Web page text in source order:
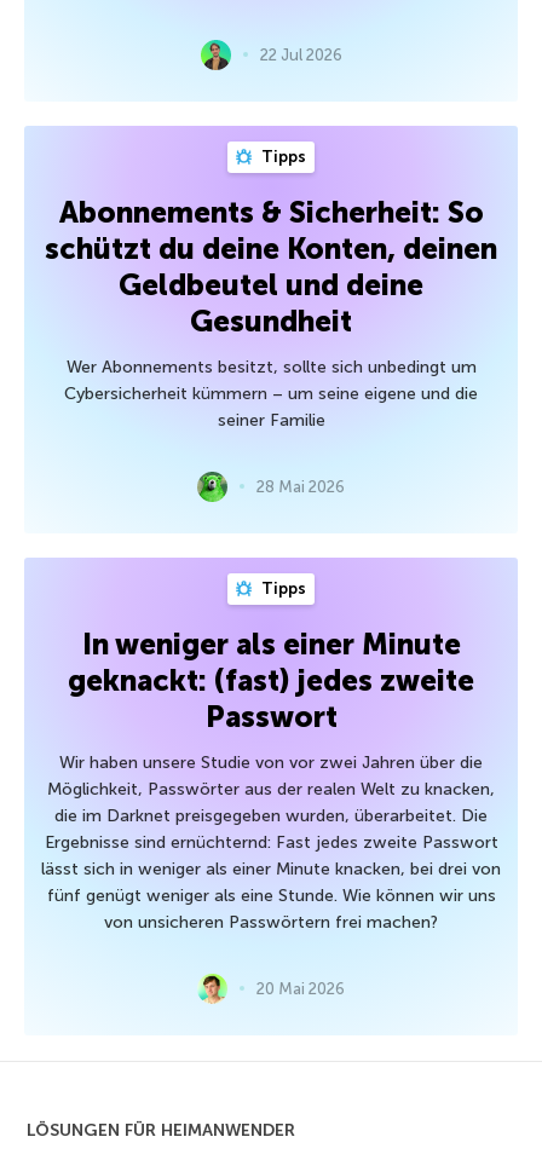
22 Jul 2026
Tipps
Abonnements & Sicherheit: So
schützt du deine Konten, deinen
Geldbeutel und deine
Gesundheit
Wer Abonnements besitzt, sollte sich unbedingt um
Cybersicherheit kümmern – um seine eigene und die
seiner Familie
28 Mai 2026
Tipps
In weniger als einer Minute
geknackt: (fast) jedes zweite
Passwort
Wir haben unsere Studie von vor zwei Jahren über die
Möglichkeit, Passwörter aus der realen Welt zu knacken,
die im Darknet preisgegeben wurden, überarbeitet. Die
Ergebnisse sind ernüchternd: Fast jedes zweite Passwort
lässt sich in weniger als einer Minute knacken, bei drei von
fünf genügt weniger als eine Stunde. Wie können wir uns
von unsicheren Passwörtern frei machen?
20 Mai 2026
LÖSUNGEN FÜR HEIMANWENDER